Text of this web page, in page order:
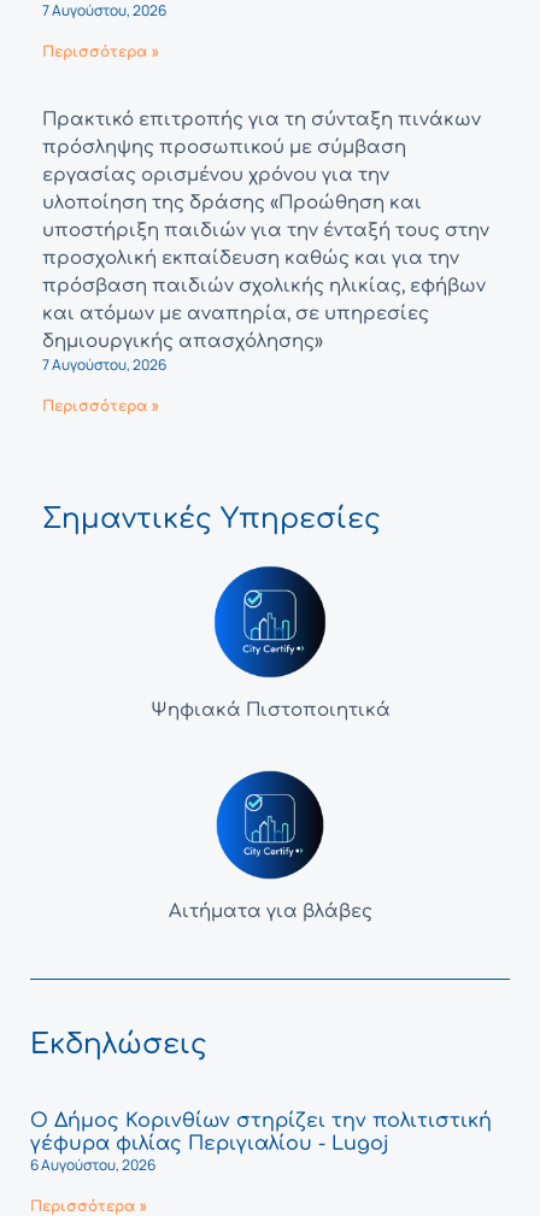
7 Αυγούστου, 2026
Περισσότερα »
Πρακτικό επιτροπής για τη σύνταξη πινάκων
πρόσληψης προσωπικού με σύμβαση
εργασίας ορισμένου χρόνου για την
υλοποίηση της δράσης «Προώθηση και
υποστήριξη παιδιών για την ένταξή τους στην
προσχολική εκπαίδευση καθώς και για την
πρόσβαση παιδιών σχολικής ηλικίας, εφήβων
και ατόμων με αναπηρία, σε υπηρεσίες
δημιουργικής απασχόλησης»
7 Αυγούστου, 2026
Περισσότερα »
Σημαντικές Υπηρεσίες
Ψηφιακά Πιστοποιητικά
Αιτήματα για βλάβες
Εκδηλώσεις
Ο Δήμος Κορινθίων στηρίζει την πολιτιστική
γέφυρα φιλίας Περιγιαλίου - Lugoj
6 Αυγούστου, 2026
Περισσότερα »